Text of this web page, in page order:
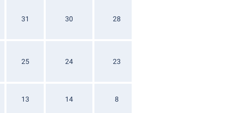
31 30 28
25 24 23
13 14 8